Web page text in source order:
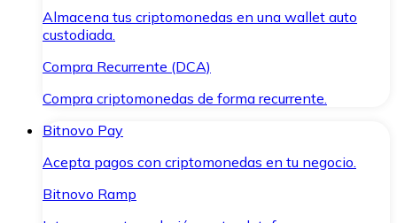
Almacena tus criptomonedas en una wallet auto
custodiada.
Compra Recurrente (DCA)
Compra criptomonedas de forma recurrente.
Bitnovo Pay
Acepta pagos con criptomonedas en tu negocio.
Bitnovo Ramp